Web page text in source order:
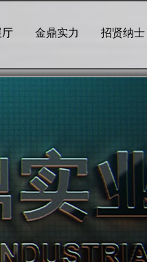
厅 金鼎实力 招贤纳士